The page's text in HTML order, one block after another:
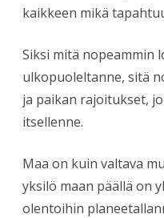
kaikkeen mikä
Siksi mitä nopeammin
ulkopuoleltanne, sitä
ja paikan rajoitukset,
itsellenne.
Maa on kuin valtava
yksilö maan päällä on
olentoihin